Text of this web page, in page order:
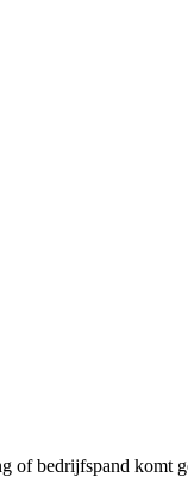
of bedrijfspand komt